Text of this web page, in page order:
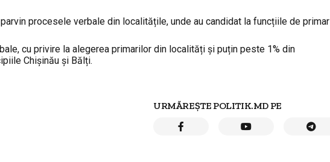
procesele verbale din localitățile, unde au candidat la funcțiile de primar
cu privire la alegerea primarilor din localități și puțin peste 1% din
Chișinău și Bălți.
URMĂREȘTE POLITIK.MD PE